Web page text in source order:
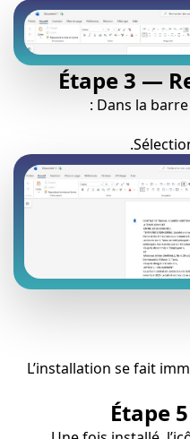
Étape 3 —
Dans la
L’installation se fait
Étape